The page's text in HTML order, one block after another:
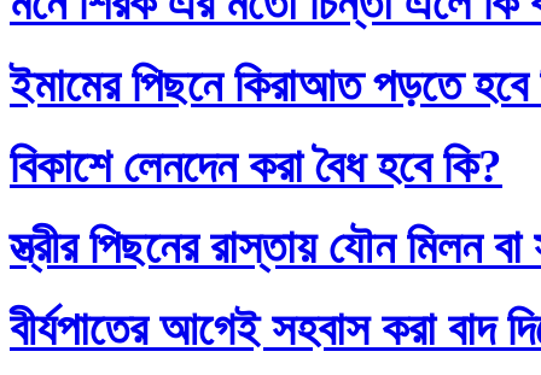
ইমামের পিছনে কিরাআত পড়তে হবে
বিকাশে লেনদেন করা বৈধ হবে কি?
স্ত্রীর পিছনের রাস্তায় যৌন মিলন
বীর্যপাতের আগেই সহবাস করা বাদ